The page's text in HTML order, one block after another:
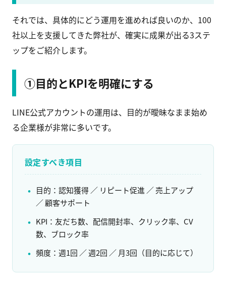
それでは、具体的にどう運用を進めれば良いのか、100
社以上を支援してきた弊社が、確実に成果が出る3ステ
ップをご紹介します。
①目的とKPIを明確にする
LINE公式アカウントの運用は、目的が曖昧なまま始め
る企業様が非常に多いです。
設定すべき項目
目的：認知獲得 ／ リピート促進 ／ 売上アップ
／ 顧客サポート
KPI：友だち数、配信開封率、クリック率、CV
数、ブロック率
頻度：週1回 ／ 週2回 ／ 月3回（目的に応じて）